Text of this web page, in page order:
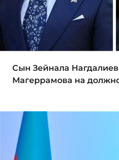
Сын Зейнала
Магеррамова на